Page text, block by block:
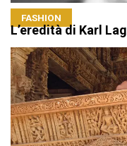
FASHION
L’eredità di Karl